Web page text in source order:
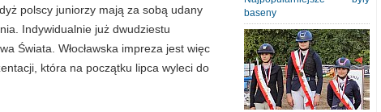
baseny
polscy juniorzy mają za sobą udany
Indywidualnie już dwudziestu
Świata. Włocławska impreza jest więc
która na początku lipca wyleci do